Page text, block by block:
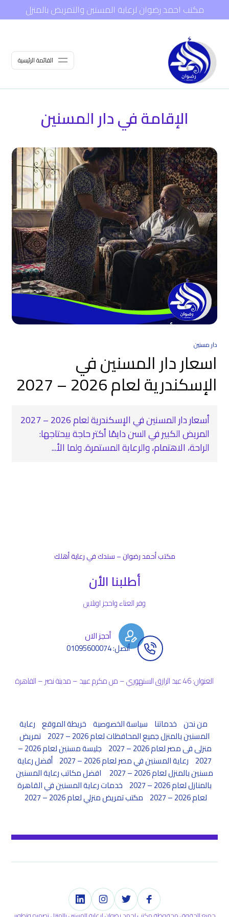
مكتب احمد رضوان لرعاية المسنين والتمريض بالمنزل
القائمة الرئيسية
الإقامة في دار المسنين
دار مسنين
اسعار دار المسنين في
الإسكندرية لعام 2026 – 2027
أسعار دار المسنين في الإسكندرية لعام 2026 – 2027
المريض الكبير في السن دايمًا أكتر حاجة بيحتاجها:
الراحة، الاهتمام، والرعاية المستمرة. ولما الأ...
مكتب أحمد رضوان – سندك في رعاية أهلك
أطلبنا الأن
وفر العناء واحجز اونلاين
أحجز الان
أتصل: 01095600074
العنوان: 46 عبد الرازق السنهوري – من مكرم عبيد – مدينة نصر – القاهرة
من نحن خدماتنا سياسة الخصوصية خريطة الموقع رعاية
المسنين بالمنزل جميع المحافظات لعام 2026 – 2027
تمريض
منزلى فى مصر لعام 2026 – 2027
جليسة مسنين لعام 2026 –
2027 رعاية المسنين في مصر لعام 2026 – 2027
أفضل رعاية
مسنين بالمنزل لعام 2026 – 2027
افضل مكاتب رعاية المسنين
بالمنازل لعام 2026 – 2027
خدمات رعاية المسنين في القاهرة
لعام 2026 – 2027
مكتب تمريض منزلي لعام 2026 – 2027